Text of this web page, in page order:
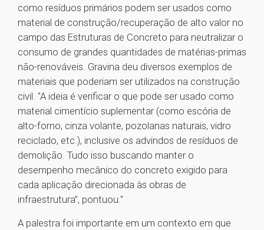
como resíduos primários podem ser usados como
material de construção/recuperação de alto valor no
campo das Estruturas de Concreto para neutralizar o
consumo de grandes quantidades de matérias-primas
não-renováveis. Gravina deu diversos exemplos de
materiais que poderiam ser utilizados na construção
civil. "A ideia é verificar o que pode ser usado como
material cimentício suplementar (como escória de
alto-forno, cinza volante, pozolanas naturais, vidro
reciclado, etc.), inclusive os advindos de resíduos de
demolição. Tudo isso buscando manter o
desempenho mecânico do concreto exigido para
cada aplicação direcionada às obras de
infraestrutura”, pontuou."
A palestra foi importante em um contexto em que